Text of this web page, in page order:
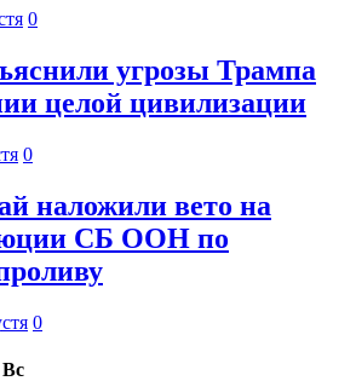
0
угрозы Трампа
целой цивилизации
0
наложили вето на
СБ ООН по
0
Вс